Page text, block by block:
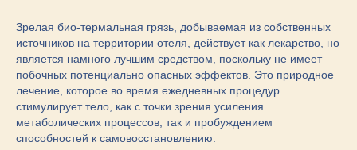
Зрелая био-термальная грязь, добываемая из собственных
источников на территории отеля, действует как лекарство, но
является намного лучшим средством, поскольку не имеет
побочных потенциально опасных эффектов. Это природное
лечение, которое во время ежедневных процедур
стимулирует тело, как с точки зрения усиления
метаболических процессов, так и пробуждением
способностей к самовосстановлению.